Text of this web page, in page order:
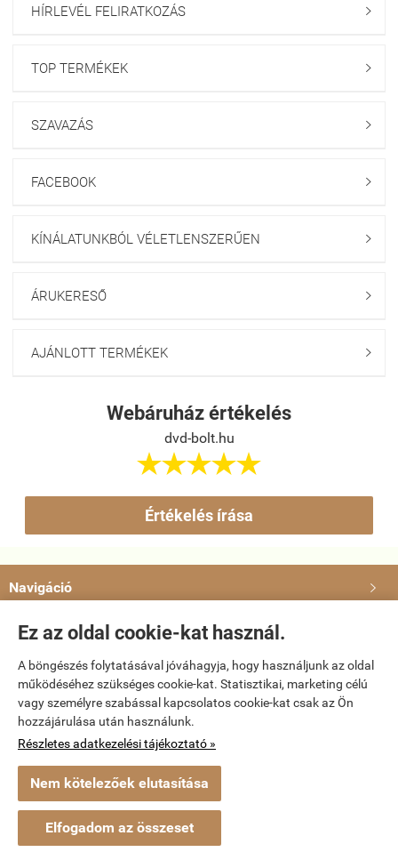
Ez az oldal cookie-kat használ.
A böngészés folytatásával jóváhagyja, hogy használjunk az oldal
működéséhez szükséges cookie-kat. Statisztikai, marketing célú
vagy személyre szabással kapcsolatos cookie-kat csak az Ön
hozzájárulása után használunk.
Részletes adatkezelési tájékoztató »
Nem kötelezőek elutasítása
Elfogadom az összeset
HÍRLEVÉL FELIRATKOZÁS 
TOP TERMÉKEK 
SZAVAZÁS 
FACEBOOK 
KÍNÁLATUNKBÓL VÉLETLENSZERŰEN 
ÁRUKERESŐ 
AJÁNLOTT TERMÉKEK 
Webáruház értékelés
dvd-bolt.hu

Értékelés írása
Navigáció 
Saját fiók
Bemutatkozás
Elérhetőségek
dvd-bolt.hu -Kemény Gábor EV-ÁSZF
Webáruház készítés